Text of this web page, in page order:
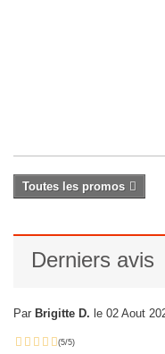
Toutes les promos
Derniers avis
Par Brigitte D. le 02 Aout
(5/5)